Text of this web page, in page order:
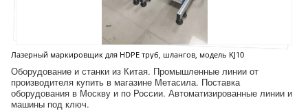
Лазерный маркировщик для HDPE труб, шлангов, модель KJ10
Оборудование и станки из Китая. Промышленные линии от
производителя купить в магазине Метасила. Поставка
оборудования в Москву и по России. Автоматизированные линии и
машины под ключ.